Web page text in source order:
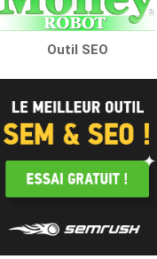
Outil SEO